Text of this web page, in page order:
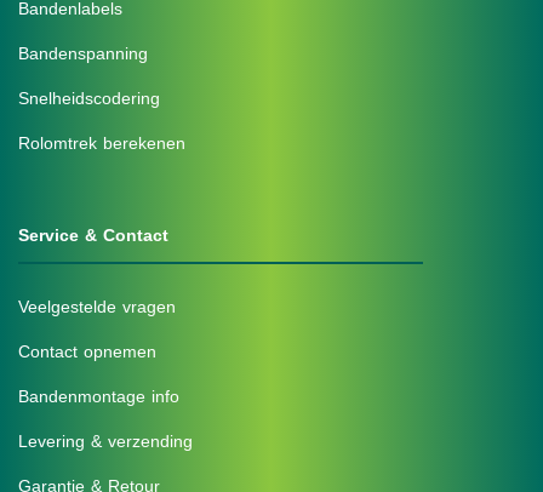
Bandenlabels
Bandenspanning
Snelheidscodering
Rolomtrek berekenen
Service & Contact
Veelgestelde vragen
Contact opnemen
Bandenmontage info
Levering & verzending
Garantie & Retour